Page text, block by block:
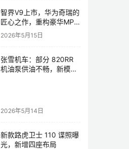
智界V9上市，华为奇瑞的
匠心之作，重构豪华MPV
市场格局
2026年5月15日
张雪机车：部分 820RR
机油泵供油不畅，新模具
2026年5月14日
新款路虎卫士 110 谍照曝
光，新增四座布局